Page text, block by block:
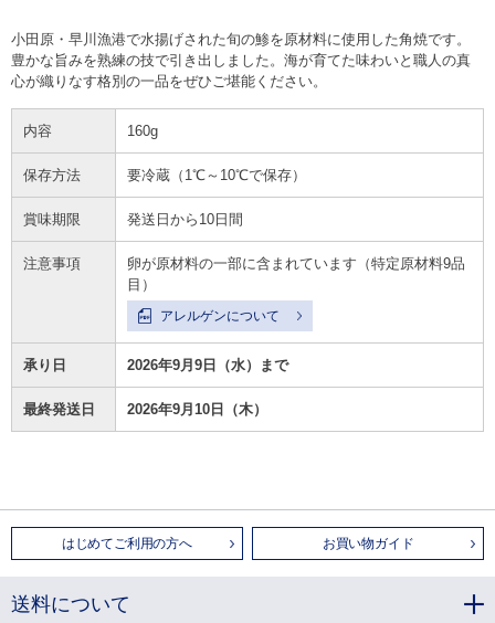
小田原・早川漁港で水揚げされた旬の鯵を原材料に使用した角焼です。
豊かな旨みを熟練の技で引き出しました。海が育てた味わいと職人の真
心が織りなす格別の一品をぜひご堪能ください。
内容 160g
保存方法 要冷蔵（1℃～10℃で保存）
賞味期限 発送日から10日間
注意事項
卵が原材料の一部に含まれています（特定原材料9品
目）
アレルゲンについて
承り日 2026年9月9日（水）まで
最終発送日 2026年9月10日（木）
はじめてご利用の方へ お買い物ガイド
送料について